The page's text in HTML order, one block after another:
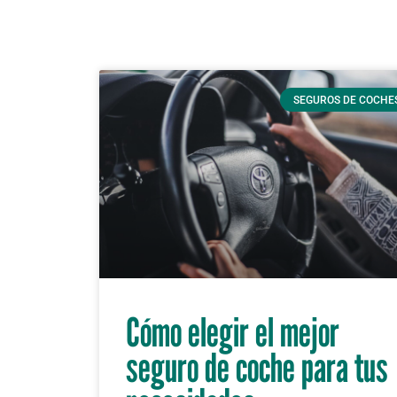
SEGUROS DE
Cómo elegir el mejor
seguro de coche para tus